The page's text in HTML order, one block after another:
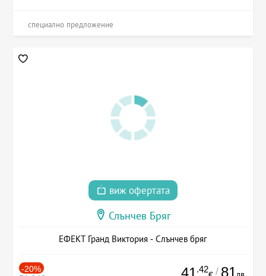
специално предложение
виж офертата
Слънчев Бряг
ЕФЕКТ Гранд Виктория - Слънчев бряг
-20% 41 .42 / 81